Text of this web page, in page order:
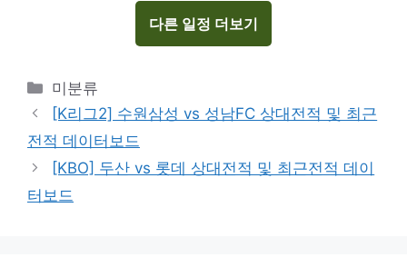
다른 일정 더보기
Categories
미분류
[K리그2] 수원삼성 vs 성남FC 상대전적 및 최근
전적 데이터보드
[KBO] 두산 vs 롯데 상대전적 및 최근전적 데이
터보드